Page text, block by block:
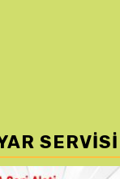
SERVISI